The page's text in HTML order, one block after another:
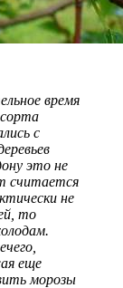
время
с
это не
считается
не
то
еще
морозы